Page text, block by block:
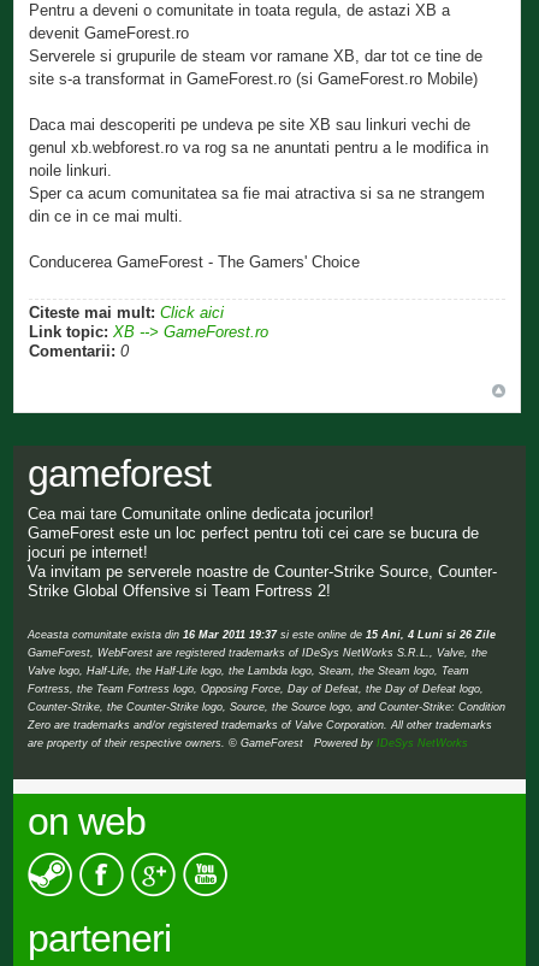
Pentru a deveni o comunitate in toata regula, de astazi XB a
devenit GameForest.ro
Serverele si grupurile de steam vor ramane XB, dar tot ce tine de
site s-a transformat in GameForest.ro (si GameForest.ro Mobile)
Daca mai descoperiti pe undeva pe site XB sau linkuri vechi de
genul xb.webforest.ro va rog sa ne anuntati pentru a le modifica in
noile linkuri.
Sper ca acum comunitatea sa fie mai atractiva si sa ne strangem
din ce in ce mai multi.
Conducerea GameForest - The Gamers' Choice
Citeste mai mult: Click aici
Link topic: XB --> GameForest.ro
Comentarii: 0
gameforest
Cea mai tare Comunitate online dedicata jocurilor!
GameForest este un loc perfect pentru toti cei care se bucura de
jocuri pe internet!
Va invitam pe serverele noastre de Counter-Strike Source, Counter-
Strike Global Offensive si Team Fortress 2!
Aceasta comunitate exista din16 Mar 2011 19:37si este online de15 Ani, 4 Luni si 26 Zile
GameForest, WebForest are registered trademarks of IDeSys NetWorks S.R.L., Valve, the
Valve logo, Half-Life, the Half-Life logo, the Lambda logo, Steam, the Steam logo, Team
Fortress, the Team Fortress logo, Opposing Force, Day of Defeat, the Day of Defeat logo,
Counter-Strike, the Counter-Strike logo, Source, the Source logo, and Counter-Strike: Condition
Zero are trademarks and/or registered trademarks of Valve Corporation. All other trademarks
are property of their respective owners. © GameForest Powered byIDeSys NetWorks
on web
parteneri